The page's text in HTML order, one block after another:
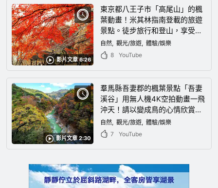
影片文章 6:26
東京都八王子市「高尾山」的楓
葉動畫！米其林指南登載的旅遊
景點。徒步旅行和登山，享受美
麗的秋天
自然 觀光/旅遊
體驗/娛樂
8
YouTube
影片文章 2:30
羣馬縣吾妻郡的楓葉景點「吾妻
溪谷」用無人機4K空拍動畫一飛
沖天！請以變成鳥的心情欣賞壓
軸戲的日本秋天的風景。
自然 觀光/旅遊
體驗/娛樂
7
YouTube